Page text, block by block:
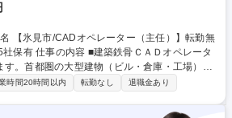
ＡＤオペレータ
す。首都圏の大型建物（ビル・倉庫・工場）の
として社員の教育等を通した組織強化を行って
使用を用いた施工図の作成■建築のＢＩＭ化■必
時間20時間以内 転勤なし 退職金あり